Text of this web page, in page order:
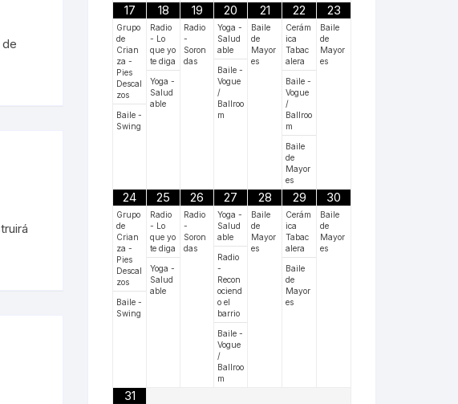
17
Grupo
de
Crian
za -
Pies
Descal
zos
Baile -
Swing
18
Radio
- Lo
que yo
te diga
Yoga -
Salud
able
19
Radio
-
Soron
das
20
Yoga -
Salud
able
Baile -
Vogue
/
Ballroo
m
21
Baile
de
Mayor
es
22
Cerám
ica
Tabac
alera
Baile -
Vogue
/
Ballroo
m
Baile
de
Mayor
es
23
Baile
de
Mayor
es
24
Grupo
de
Crian
za -
Pies
Descal
zos
Baile -
Swing
25
Radio
- Lo
que yo
te diga
Yoga -
Salud
able
26
Radio
-
Soron
das
27
Yoga -
Salud
able
Radio
-
Recon
ociend
o el
barrio
Baile -
Vogue
/
Ballroo
m
28
Baile
de
Mayor
es
29
Cerám
ica
Tabac
alera
Baile
de
Mayor
es
30
Baile
de
Mayor
es
31